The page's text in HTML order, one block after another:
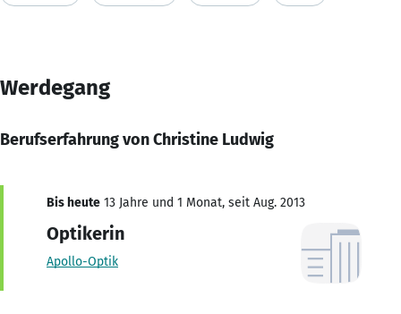
Werdegang
Berufserfahrung von Christine Ludwig
Bis heute 13 Jahre und 1 Monat, seit Aug. 2013
Optikerin
Apollo-Optik